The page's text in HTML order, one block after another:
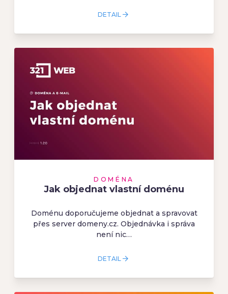
DETAIL
DOMÉNA
Jak objednat vlastní doménu
Doménu doporučujeme objednat a spravovat
přes server domeny.cz. Objednávka i správa
není nic…
DETAIL